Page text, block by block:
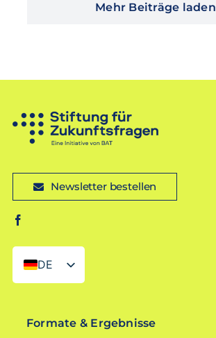
Mehr Beiträge laden
Newsletter bestellen
DE
EN
Formate & Ergebnisse